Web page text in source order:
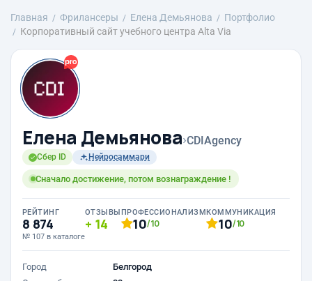
Главная Фрилансеры Елена Демьянова
Портфолио
Корпоративный сайт учебного центра Alta Via
Елена Демьянова›CDIAgency
Сбер ID Нейросаммари
Сначало достижение, потом вознаграждение !
РЕЙТИНГ
8 874
№ 107 в каталоге
ОТЗЫВЫ
14
ПРОФЕССИОНАЛИЗМ
10/10
КОММУНИКАЦИЯ
10/10
Город
Белгород